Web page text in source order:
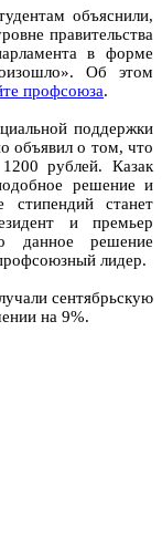
объяснили,
правительства
в форме
Об этом
профсоюза.
поддержки
объявил о том, что
рублей. Казак
решение и
станет
и премьер
данное решение
лидер.
сентябрьскую
на 9%.